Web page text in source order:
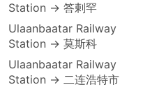
Station → 答剌罕
Ulaanbaatar Railway
Station → 莫斯科
Ulaanbaatar Railway
Station → 二连浩特市